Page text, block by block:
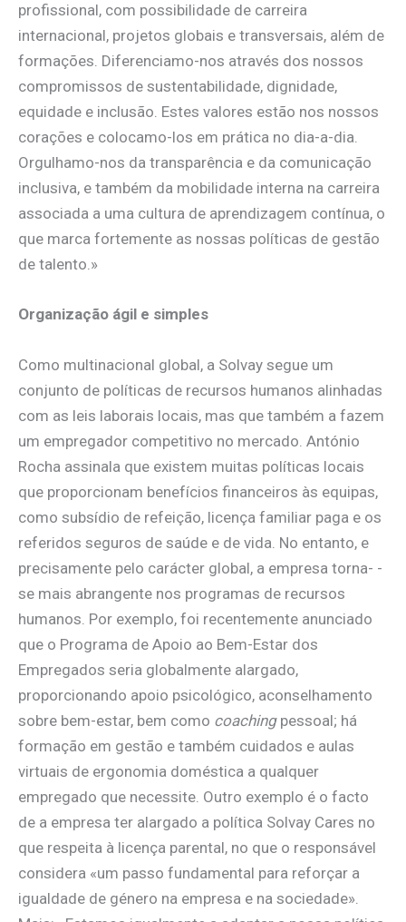
profissional, com possibilidade de carreira
internacional, projetos globais e transversais, além de
formações. Diferenciamo-nos através dos nossos
compromissos de sustentabilidade, dignidade,
equidade e inclusão. Estes valores estão nos nossos
corações e colocamo-los em prática no dia-a-dia.
Orgulhamo-nos da transparência e da comunicação
inclusiva, e também da mobilidade interna na carreira
associada a uma cultura de aprendizagem contínua, o
que marca fortemente as nossas políticas de gestão
de talento.»
Organização ágil e simples
Como multinacional global, a Solvay segue um
conjunto de políticas de recursos humanos alinhadas
com as leis laborais locais, mas que também a fazem
um empregador competitivo no mercado. António
Rocha assinala que existem muitas políticas locais
que proporcionam benefícios financeiros às equipas,
como subsídio de refeição, licença familiar paga e os
referidos seguros de saúde e de vida. No entanto, e
precisamente pelo carácter global, a empresa torna- -
se mais abrangente nos programas de recursos
humanos. Por exemplo, foi recentemente anunciado
que o Programa de Apoio ao Bem-Estar dos
Empregados seria globalmente alargado,
proporcionando apoio psicológico, aconselhamento
sobre bem-estar, bem como coachingpessoal; há
formação em gestão e também cuidados e aulas
virtuais de ergonomia doméstica a qualquer
empregado que necessite. Outro exemplo é o facto
de a empresa ter alargado a política Solvay Cares no
que respeita à licença parental, no que o responsável
considera «um passo fundamental para reforçar a
igualdade de género na empresa e na sociedade».